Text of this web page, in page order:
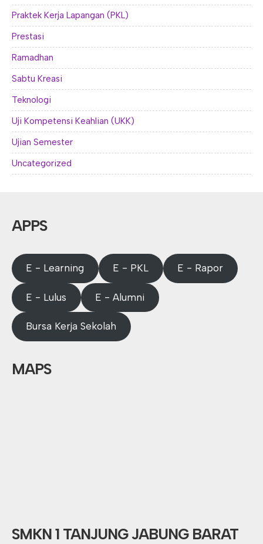
Praktek Kerja Lapangan (PKL)
Prestasi
Ramadhan
Sabtu Kreasi
Teknologi
Uji Kompetensi Keahlian (UKK)
Ujian Semester
Uncategorized
APPS
E - Learning E - PKL E - Rapor
E - Lulus E - Alumni
Bursa Kerja Sekolah
MAPS
SMKN 1 TANJUNG JABUNG BARAT